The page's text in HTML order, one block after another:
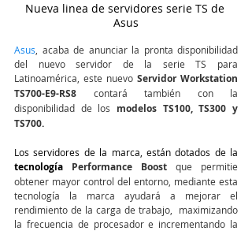
Nueva linea de servidores serie TS de
Asus
Asus , acaba de anunciar la pronta disponibilidad
del nuevo servidor de la serie TS para
Latinoamérica, este nuevo Servidor Workstation
TS700-E9-RS8 contará también con la
disponibilidad de los modelos TS100, TS300 y
TS700.
tecnología Performance Boost que permitie
obtener mayor control del entorno, mediante esta
tecnología la marca ayudará a mejorar el
rendimiento de la carga de trabajo,  maximizando
la frecuencia de procesador e incrementando la